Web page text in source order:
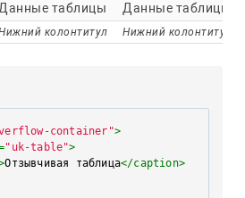
колонтитул Нижний колонтитул
Данные таблицы Данные таблицы
container">
"uk-table">
Отзывчивая таблица</caption>